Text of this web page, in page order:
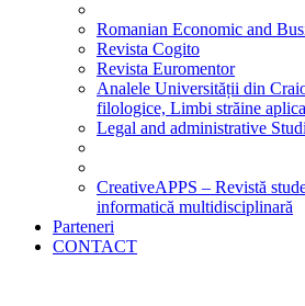
Romanian Economic and
Revista Cogito
Revista Euromentor
Analele Universității din
filologice, Limbi străine
Legal and administrative
CreativeAPPS – Revistă
informatică multidisciplinară
Parteneri
CONTACT